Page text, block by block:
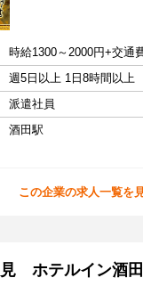
時給1300～2000円+交通
週5日以上 1日8時間以上
派遣社員
酒田駅
この企業の求人一覧を
ホテルイン酒田